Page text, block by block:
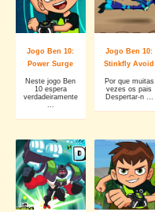
Jogo Ben 10:
Power Surge
Neste jogo Ben
10 espera
verdadeiramente
Jogo Ben 10:
Stinkfly Avoid
Por que muitas
vezes os pais
Despertar-n ...